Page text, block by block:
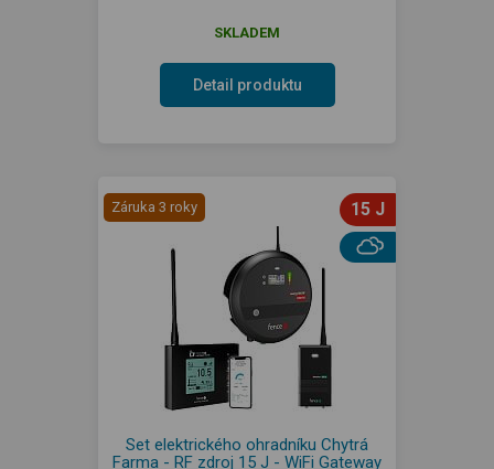
SKLADEM
Detail produktu
Záruka 3 roky 15 J
Set elektrického ohradníku Chytrá
Farma - RF zdroj 15 J - WiFi Gateway